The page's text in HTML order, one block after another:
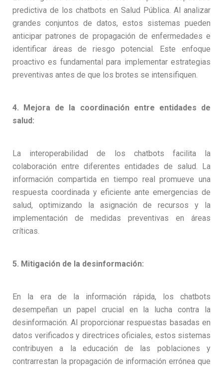
predictiva de los chatbots en Salud Pública. Al analizar
grandes conjuntos de datos, estos sistemas pueden
anticipar patrones de propagación de enfermedades e
identificar áreas de riesgo potencial. Este enfoque
proactivo es fundamental para implementar estrategias
preventivas antes de que los brotes se intensifiquen.
4. Mejora de la coordinación entre entidades de
salud:
La interoperabilidad de los chatbots facilita la
colaboración entre diferentes entidades de salud. La
información compartida en tiempo real promueve una
respuesta coordinada y eficiente ante emergencias de
salud, optimizando la asignación de recursos y la
implementación de medidas preventivas en áreas
críticas.
5. Mitigación de la desinformación:
En la era de la información rápida, los chatbots
desempeñan un papel crucial en la lucha contra la
desinformación. Al proporcionar respuestas basadas en
datos verificados y directrices oficiales, estos sistemas
contribuyen a la educación de las poblaciones y
contrarrestan la propagación de información errónea que